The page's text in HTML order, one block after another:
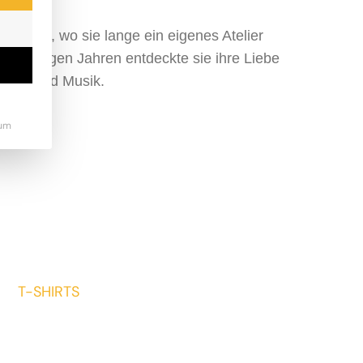
wo sie lange ein eigenes Atelier
einigen Jahren entdeckte sie ihre Liebe
und Musik.
T-SHIRTS